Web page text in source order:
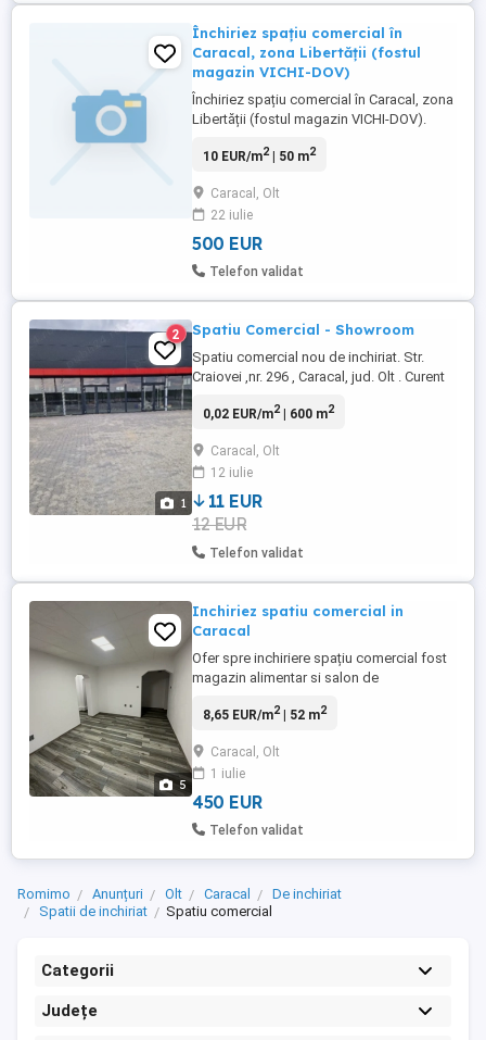
Închiriez spațiu comercial în
Caracal, zona Libertății (fostul
magazin VICHI-DOV)
Închiriez spațiu comercial în Caracal, zona
Libertății (fostul magazin VICHI-DOV).
10 EUR/m2| 50 m2
Caracal, Olt
22 iulie
500 EUR
Telefon validat
1
2 Spatiu Comercial - Showroom
Spatiu comercial nou de inchiriat. Str.
Craiovei ,nr. 296 , Caracal, jud. Olt . Curent
parcare .
0,02 EUR/m2| 600 m2
Caracal, Olt
12 iulie
11 EUR
12 EUR
Telefon validat
5
Inchiriez spatiu comercial in
Caracal
Ofer spre inchiriere spațiu comercial fost
magazin alimentar si salon de
Gheorghe Magheru, bloc B5B,scara 2,
toate utilitatile, inclusiv centrala pe gaz.
Suprafata este de 52mp Pentru mai multe
detalii ma puteti contacta ...
8,65 EUR/m2| 52 m2
Caracal, Olt
1 iulie
450 EUR
Telefon validat
Romimo Anunțuri Olt Caracal
De inchiriat
Spatii de inchiriat
Spatiu comercial
Categorii
Județe